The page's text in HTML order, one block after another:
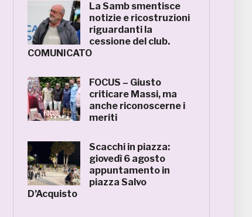
La Samb smentisce
notizie e ricostruzioni
riguardanti la
cessione del club.
COMUNICATO
FOCUS – Giusto
criticare Massi, ma
anche riconoscerne i
meriti
Scacchi in piazza:
giovedì 6 agosto
appuntamento in
piazza Salvo
D’Acquisto